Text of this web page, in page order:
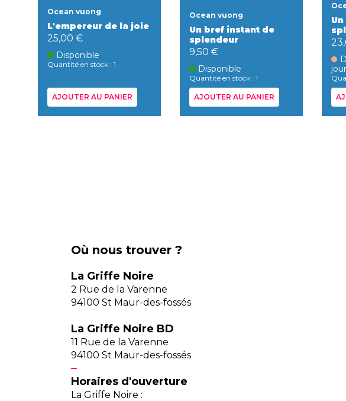
Ocean vuong
L'empereur de la joie
25,00 €
Disponible
Quantité en stock : 1
AJOUTER AU PANIER
Ocean vuong
Un bref instant de
splendeur
9,50 €
Disponible
Quantité en stock : 1
AJOUTER AU PANIER
Où nous trouver ?
La Griffe Noire
2 Rue de la Varenne
94100 St Maur-des-fossés
La Griffe Noire BD
11 Rue de la Varenne
94100 St Maur-des-fossés
Horaires d'ouverture
La Griffe Noire :